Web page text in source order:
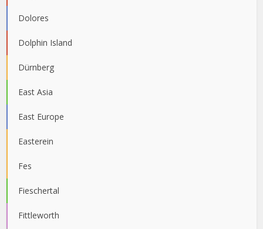
Dolores
Dolphin Island
Dürnberg
East Asia
East Europe
Easterein
Fes
Fieschertal
Fittleworth